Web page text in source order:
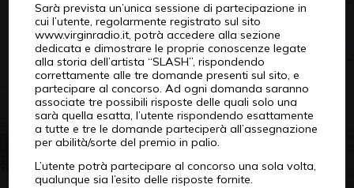
Sarà prevista un’unica sessione di partecipazione in
cui l’utente, regolarmente registrato sul sito
www.virginradio.it, potrà accedere alla sezione
dedicata e dimostrare le proprie conoscenze legate
alla storia dell’artista “SLASH”, rispondendo
correttamente alle tre domande presenti sul sito, e
partecipare al concorso. Ad ogni domanda saranno
associate tre possibili risposte delle quali solo una
sarà quella esatta, l’utente rispondendo esattamente
a tutte e tre le domande parteciperà all’assegnazione
per abilità/sorte del premio in palio.
L’utente potrà partecipare al concorso una sola volta,
qualunque sia l’esito delle risposte fornite.